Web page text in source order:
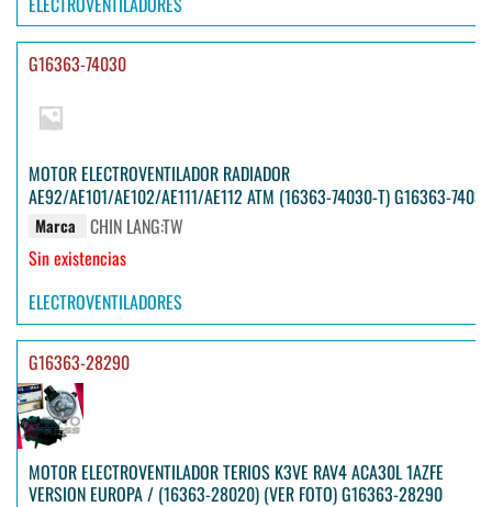
G16363-74030
MOTOR ELECTROVENTILADOR RADIADOR
AE92/AE101/AE102/AE111/AE112 ATM (16363-74030-T) G16363-74030
Marca
CHIN LANG:TW
Sin existencias
ELECTROVENTILADORES
G16363-28290
MOTOR ELECTROVENTILADOR TERIOS K3VE RAV4 ACA30L 1AZFE
VERSION EUROPA / (16363-28020) (VER FOTO) G16363-28290